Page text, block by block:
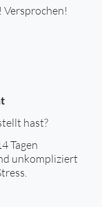
Versprochen!
hast?
Tagen
unkompliziert